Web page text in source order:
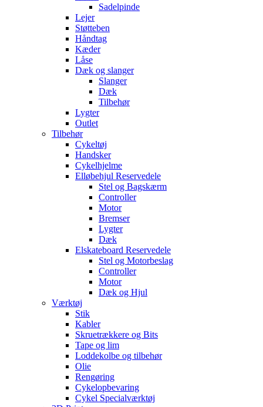
Sadelpinde
Lejer
Støtteben
Håndtag
Kæder
Låse
Dæk og slanger
Slanger
Dæk
Tilbehør
Lygter
Outlet
Tilbehør
Cykeltøj
Handsker
Cykelhjelme
Elløbehjul Reservedele
Stel og Bagskærm
Controller
Motor
Bremser
Lygter
Dæk
Elskateboard Reservedele
Stel og Motorbeslag
Controller
Motor
Dæk og Hjul
Værktøj
Stik
Kabler
Skruetrækkere og Bits
Tape og lim
Loddekolbe og tilbehør
Olie
Rengøring
Cykelopbevaring
Cykel Specialværktøj